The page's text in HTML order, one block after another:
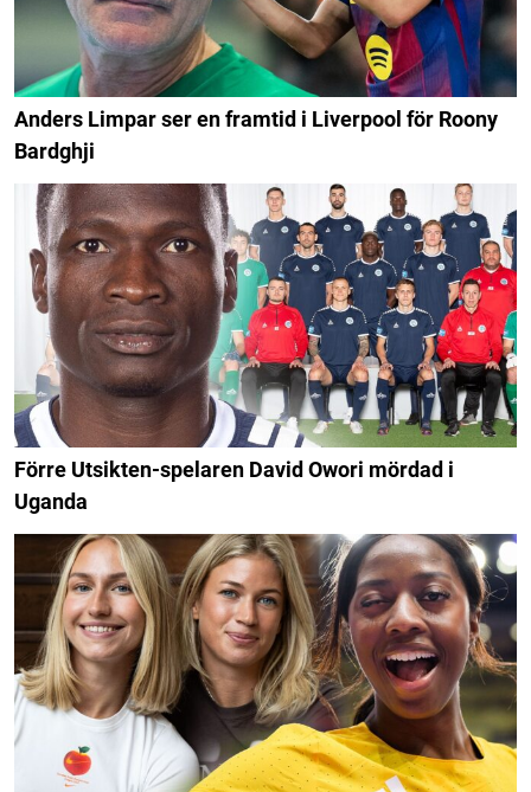
Anders Limpar ser en framtid i Liverpool för Roony
Bardghji
Förre Utsikten-spelaren David Owori mördad i
Uganda